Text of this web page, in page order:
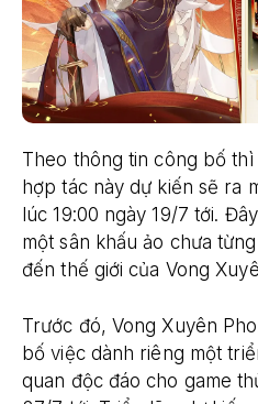
Theo thông tin công bố
hợp tác này dự kiến sẽ ra
lúc 19:00 ngày 19/7 tới.
một sân khấu ảo chưa
đến thế giới của Vong
Trước đó, Vong Xuyên
bố việc dành riêng một
quan độc đáo cho game